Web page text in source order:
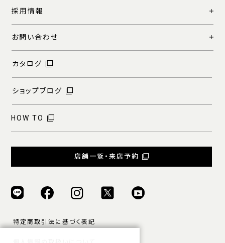
採用情報
お問い合わせ
カタログ
ショップブログ
HOW TO
店舗一覧・来店予約
特定商取引法に基づく表記